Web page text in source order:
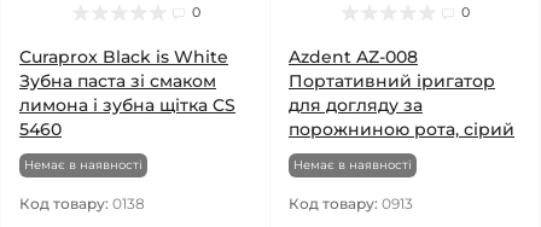
0
Curaprox Black is White
Зубна паста зі смаком
лимона і зубна щітка CS
5460
Немає в наявності
Код товару: 0138
0
Azdent AZ-008
Портативний іригатор
для догляду за
порожниною рота, сірий
Немає в наявності
Код товару: 0913